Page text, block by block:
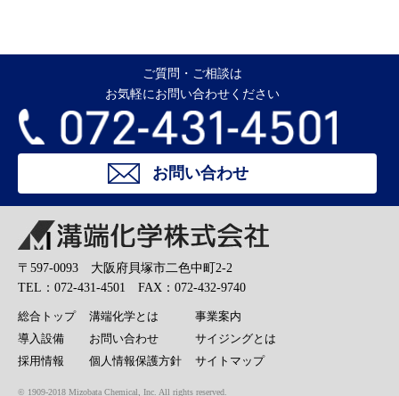
ご質問・ご相談は
お気軽にお問い合わせください
お問い合わせ
〒597-0093 大阪府貝塚市二色中町2-2
TEL：072-431-4501 FAX：072-432-9740
総合トップ
導入設備
採用情報
溝端化学とは
お問い合わせ
個人情報保護方針
事業案内
サイジングとは
サイトマップ
© 1909-2018 Mizobata Chemical, Inc. All rights reserved.